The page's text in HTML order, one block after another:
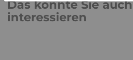
Das könnte Sie auch
interessieren